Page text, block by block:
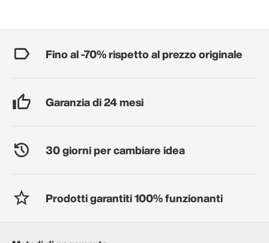
Fino al -70% rispetto al prezzo originale
Garanzia di 24 mesi
30 giorni per cambiare idea
Prodotti garantiti 100% funzionanti